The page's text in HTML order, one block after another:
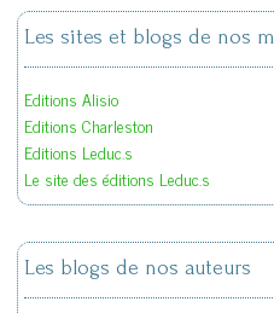
Les sites et blogs de nos
Editions Alisio
Editions Charleston
Editions Leduc.s
Le site des éditions Leduc.s
Les blogs de nos auteurs